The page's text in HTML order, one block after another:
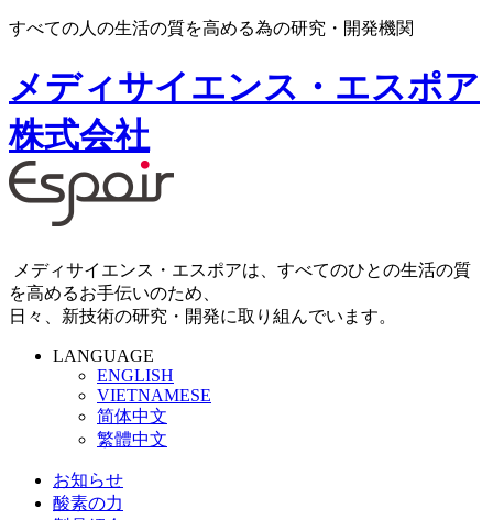
すべての人の生活の質を高める為の研究・開発機関
メディサイエンス・エスポア
株式会社
メディサイエンス・エスポアは、すべてのひとの生活の質
を高めるお手伝いのため、
日々、新技術の研究・開発に取り組んでいます。
LANGUAGE
ENGLISH
VIETNAMESE
简体中文
繁體中文
お知らせ
酸素の力